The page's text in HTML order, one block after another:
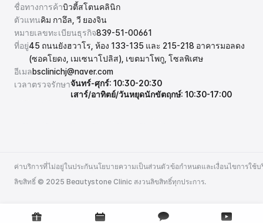
ชื่อทางการค้าบิวตี้สโตนคลินิก
ตัวแทนคิม กาอึล, วี ยองจิน
หมายเลขทะเบียนธุรกิจ839-51-00661
ที่อยู่45 ถนนยังฮวาโร, ห้อง 133-135 และ 215-218 อาคารมอลดง
(ซอคโยดง, เมเซนาโปลิส), เขตมาโพกู, โซลพิเศษ
อีเมลbsclinichj@naver.com
เวลาตรวจรักษาจันทร์-ศุกร์: 10:30-20:30
เสาร์/อาทิตย์/วันหยุดนักขัตฤกษ์: 10:30-17:00
ลิขสิทธิ์ © 2025 Beautystone Clinic สงวนลิขสิทธิ์ทุกประการ.
ค่าบริการที่ไม่อยู่ในประกัน
ค่าบริการที่ไม่อยู่ในประกัน
นโยบายความเป็นส่วนตัว
นโยบายความเป็นส่วนตัว
ข้อกำหนดและเงื่อนไขการใช้บ
ข้อกำหนดและเงื่อนไขการใช้บ